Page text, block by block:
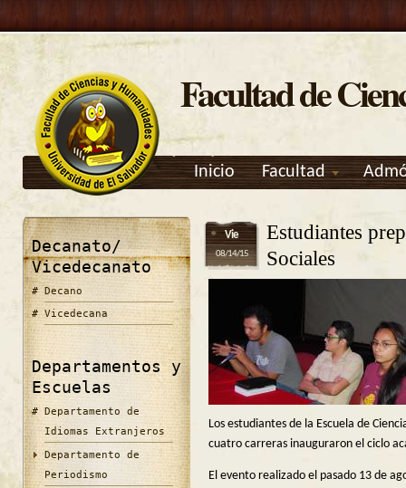
Facultad de
Inicio Facultad
Decanato/
Vicedecanato
Decano
Vicedecana
Departamentos y
Escuelas
Departamento de
Idiomas Extranjeros
Departamento de
Periodismo
Vie
08/14/15
Estudiantes
Sociales
Los estudiantes de la Escuela de
cuatro carreras inauguraron el ciclo
El evento realizado el pasado 13 de